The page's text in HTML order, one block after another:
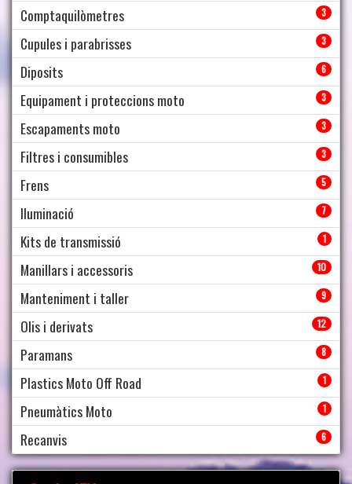
Comptaquilòmetres 3
Cupules i parabrisses 3
Diposits 6
Equipament i proteccions moto 3
Escapaments moto 3
Filtres i consumibles 3
Frens 5
Iluminació 7
Kits de transmissió 1
Manillars i accessoris 10
Manteniment i taller 9
Olis i derivats 12
Paramans 8
Plastics Moto Off Road 1
Pneumàtics Moto 1
Recanvis 6